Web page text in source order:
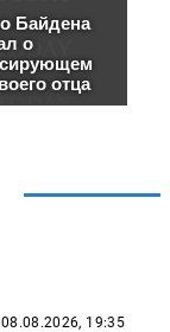
08.08.2026, 19:35